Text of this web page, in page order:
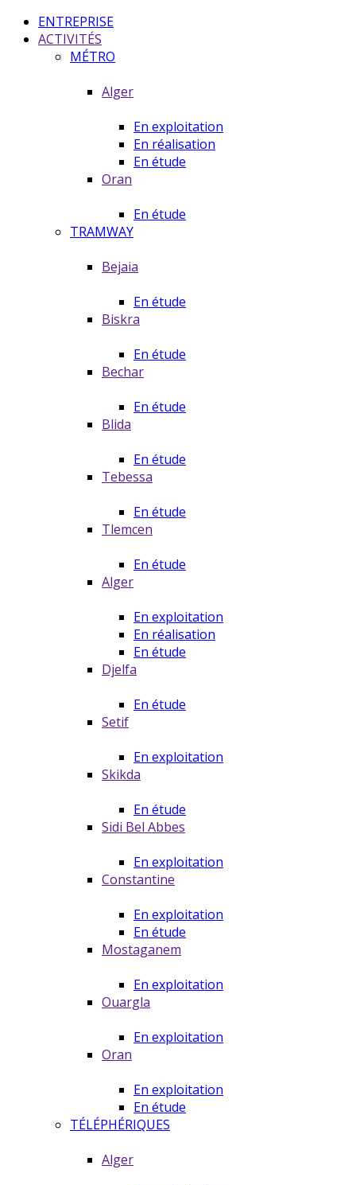
ENTREPRISE
ACTIVITÉS
MÉTRO
Alger
En exploitation
En réalisation
En étude
Oran
En étude
TRAMWAY
Bejaia
En étude
Biskra
En étude
Bechar
En étude
Blida
En étude
Tebessa
En étude
Tlemcen
En étude
Alger
En exploitation
En réalisation
En étude
Djelfa
En étude
Setif
En exploitation
Skikda
En étude
Sidi Bel Abbes
En exploitation
Constantine
En exploitation
En étude
Mostaganem
En exploitation
Ouargla
En exploitation
Oran
En exploitation
En étude
TÉLÉPHÉRIQUES
Alger